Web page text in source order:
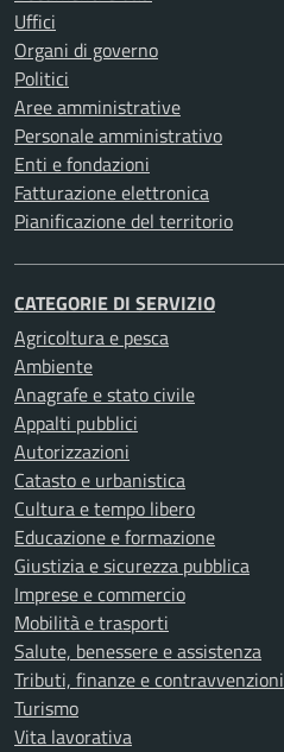
Uffici
Organi di governo
Politici
Aree amministrative
Personale amministrativo
Enti e fondazioni
Fatturazione elettronica
Pianificazione del territorio
CATEGORIE DI SERVIZIO
Agricoltura e pesca
Ambiente
Anagrafe e stato civile
Appalti pubblici
Autorizzazioni
Catasto e urbanistica
Cultura e tempo libero
Educazione e formazione
Giustizia e sicurezza pubblica
Imprese e commercio
Mobilità e trasporti
Salute, benessere e assistenza
Tributi, finanze e contravvenzioni
Turismo
Vita lavorativa